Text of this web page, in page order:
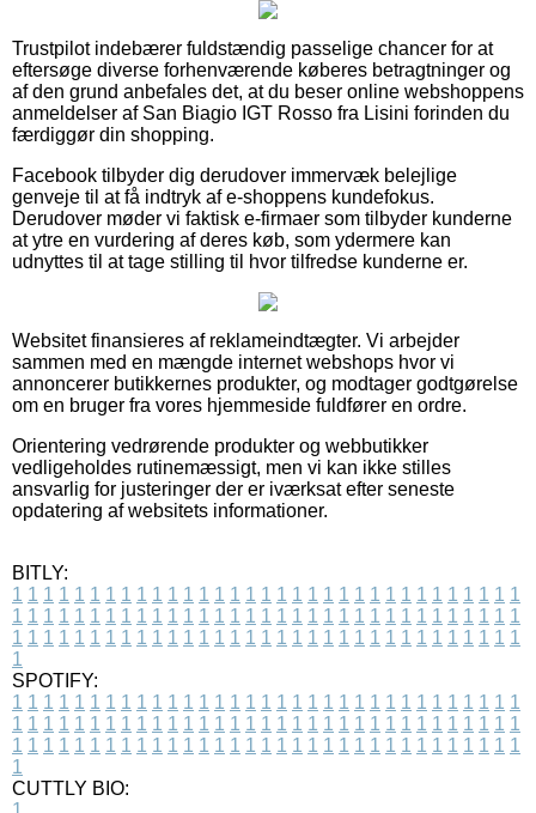
Trustpilot indebærer fuldstændig passelige chancer for at
eftersøge diverse forhenværende køberes betragtninger og
af den grund anbefales det, at du beser online webshoppens
anmeldelser af San Biagio IGT Rosso fra Lisini forinden du
færdiggør din shopping.
Facebook tilbyder dig derudover immervæk belejlige
genveje til at få indtryk af e-shoppens kundefokus.
Derudover møder vi faktisk e-firmaer som tilbyder kunderne
at ytre en vurdering af deres køb, som ydermere kan
udnyttes til at tage stilling til hvor tilfredse kunderne er.
Websitet finansieres af reklameindtægter. Vi arbejder
sammen med en mængde internet webshops hvor vi
annoncerer butikkernes produkter, og modtager godtgørelse
om en bruger fra vores hjemmeside fuldfører en ordre.
Orientering vedrørende produkter og webbutikker
vedligeholdes rutinemæssigt, men vi kan ikke stilles
ansvarlig for justeringer der er iværksat efter seneste
opdatering af websitets informationer.
BITLY:
1 1 1 1 1 1 1 1 1 1 1 1 1 1 1 1 1 1 1 1 1 1 1 1 1 1 1 1 1 1 1 1 1
1 1 1 1 1 1 1 1 1 1 1 1 1 1 1 1 1 1 1 1 1 1 1 1 1 1 1 1 1 1 1 1 1
1 1 1 1 1 1 1 1 1 1 1 1 1 1 1 1 1 1 1 1 1 1 1 1 1 1 1 1 1 1 1 1 1
1
SPOTIFY:
1 1 1 1 1 1 1 1 1 1 1 1 1 1 1 1 1 1 1 1 1 1 1 1 1 1 1 1 1 1 1 1 1
1 1 1 1 1 1 1 1 1 1 1 1 1 1 1 1 1 1 1 1 1 1 1 1 1 1 1 1 1 1 1 1 1
1 1 1 1 1 1 1 1 1 1 1 1 1 1 1 1 1 1 1 1 1 1 1 1 1 1 1 1 1 1 1 1 1
1
CUTTLY BIO: